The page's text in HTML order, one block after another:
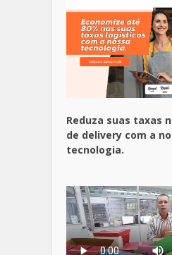
Reduza suas taxas
de delivery com a
tecnologia.